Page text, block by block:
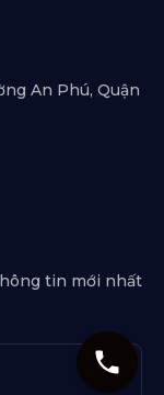
An Phú, Quận
tin mới nhất